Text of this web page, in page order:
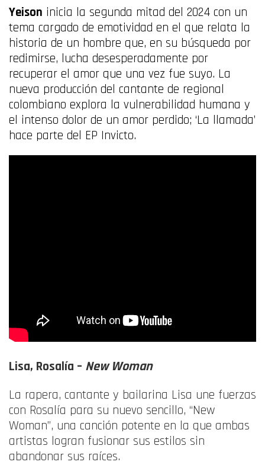
Yeison inicia la segunda mitad del 2024 con un
tema cargado de emotividad en el que relata la
historia de un hombre que, en su búsqueda por
redimirse, lucha desesperadamente por
recuperar el amor que una vez fue suyo. La
nueva producción del cantante de regional
colombiano explora la vulnerabilidad humana y
el intenso dolor de un amor perdido; ‘La llamada’
hace parte del EP Invicto.
Lisa, Rosalía – New Woman
La rapera, cantante y bailarina Lisa une fuerzas
con Rosalía para su nuevo sencillo, “New
Woman”, una canción potente en la que ambas
artistas logran fusionar sus estilos sin
abandonar sus raíces.